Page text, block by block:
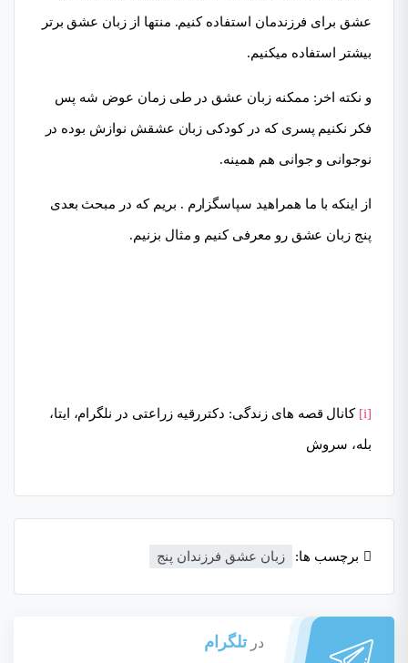
عشق برای فرزندمان استفاده کنیم. منتها از زبان عشق برتر
بیشتر استفاده میکنیم.
و نکته اخر: ممکنه زبان عشق در طی زمان عوض شه پس
فکر نکنیم پسری که در کودکی زبان عشقش نوازش بوده در
نوجوانی و جوانی هم همینه.
از اینکه با ما همراهید سپاسگزارم . بریم که در مبحث بعدی
پنج زبان عشق رو معرفی کنیم و مثال بزنیم.
[i] کانال قصه های زندگی: دکتررقیه زراعتی در نلگرام، ایتا،
بله، سروش
برچسب ها: زبان عشق فرزندان پنج
در تلگرام